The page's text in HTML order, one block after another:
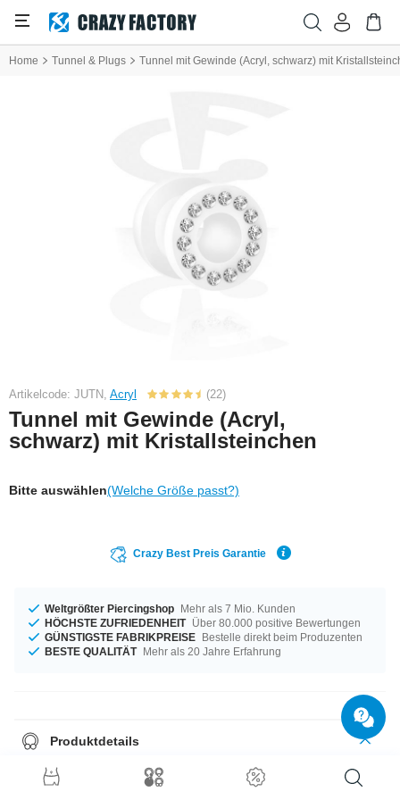
Home Tunnel & Plugs Tunnel mit Gewinde (Acryl, schwarz) mit
Artikelcode: JUTN, Acryl (22)
Tunnel mit Gewinde (Acryl,
schwarz) mit Kristallsteinchen
Bitte auswählen(Welche Größe passt?)
Crazy Best Preis Garantie
Weltgrößter Piercingshop Mehr als 7 Mio. Kunden
HÖCHSTE ZUFRIEDENHEIT Über 80.000 positive Bewertungen
GÜNSTIGSTE FABRIKPREISE Bestelle direkt beim Produzenten
BESTE QUALITÄT Mehr als 20 Jahre Erfahrung
Produktdetails
Wer behauptet, Tunnel passen nicht zu einem
Abendkleid
oder einem geschmackvollen , der